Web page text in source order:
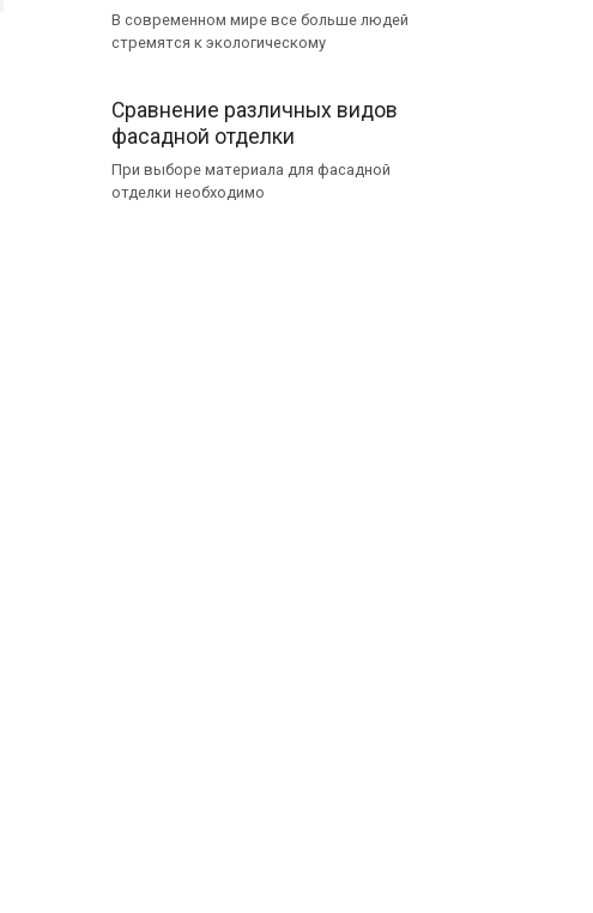
В современном мире все больше людей
стремятся к экологическому
Сравнение различных видов
фасадной отделки
При выборе материала для фасадной
отделки необходимо